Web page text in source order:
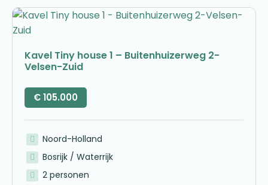
Kavel Tiny house 1 – Buitenhuizerweg 2-
Velsen-Zuid
€105.000
Noord-Holland
Bosrijk / Waterrijk
2 personen